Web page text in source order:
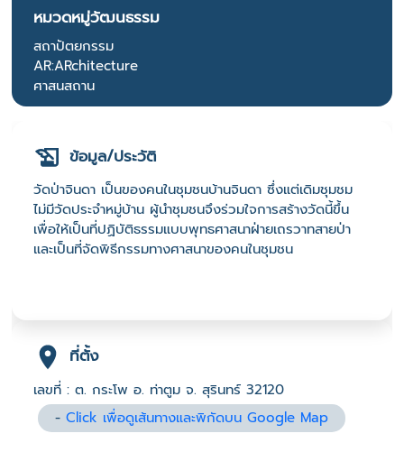
หมวดหมู่วัฒนธรรม
สถาปัตยกรรม
AR:ARchitecture
ศาสนสถาน
ข้อมูล/ประวัติ
วัดป่าจินดา เป็นของคนในชุมชนบ้านจินดา ซึ่งแต่เดิมชุมชม
ไม่มีวัดประจำหมู่บ้าน ผู้นำชุมชนจึงร่วมใจการสร้างวัดนี้ขึ้น
เพื่อให้เป็นที่ปฏิบัติธรรมแบบพุทธศาสนาฝ่ายเถรวาทสายป่า
และเป็นที่จัดพิธีกรรมทางศาสนาของคนในชุมชน
ที่ตั้ง
เลขที่ : ต. กระโพ อ. ท่าตูม จ. สุรินทร์ 32120
-Click เพื่อดูเส้นทางและพิกัดบน Google Map